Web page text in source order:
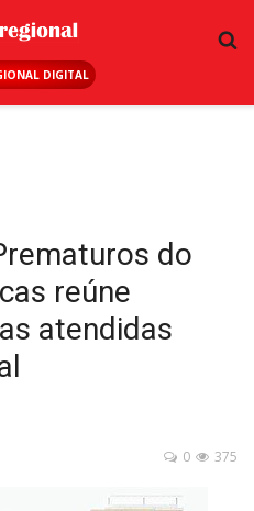
DIGITAL
do
reúne
atendidas
375
0